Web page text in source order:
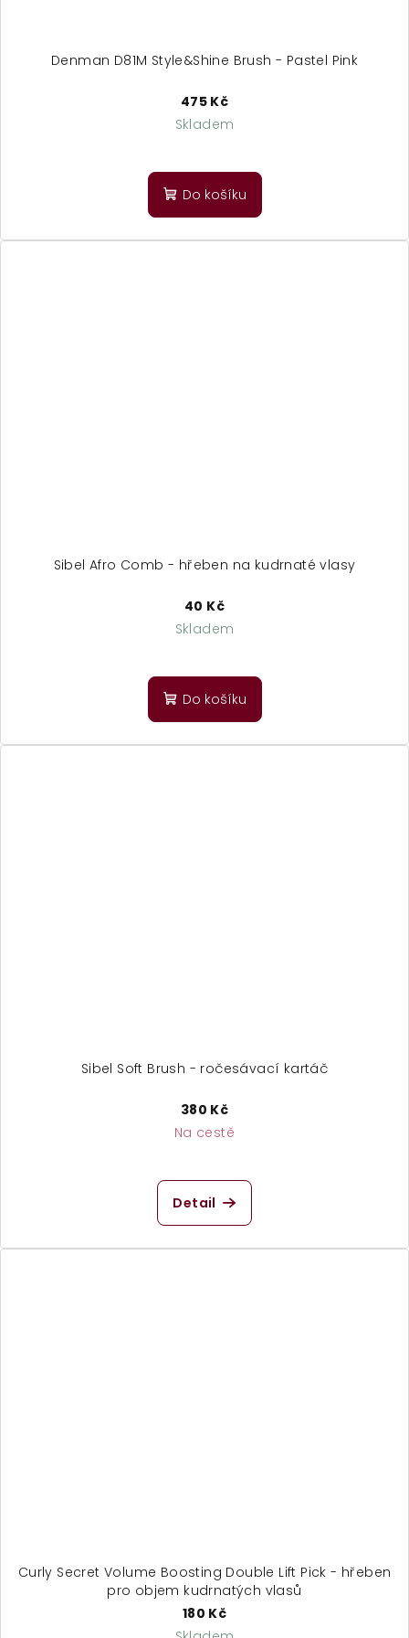
Denman D81M Style&Shine Brush - Pastel Pink
475 Kč
Skladem
Do košíku
Sibel Afro Comb - hřeben na kudrnaté vlasy
40 Kč
Skladem
hodnocení
produktu
z
Do košíku
Sibel Soft Brush - ročesávací kartáč
380 Kč
Na cestě
hodnocení
produktu
z
Detail
Curly Secret Volume Boosting Double Lift Pick - hřeben
pro objem kudrnatých vlasů
180 Kč